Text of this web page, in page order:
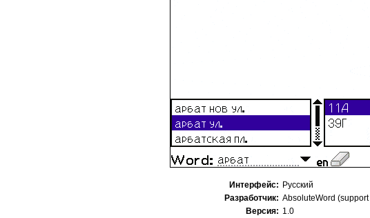
Интерфейс: Русский
Разработчик: AbsoluteWord (support
Версия: 1.0